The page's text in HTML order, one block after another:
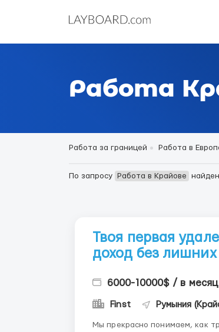
Работа
Работа за границей Работа в
По запросу Работа в Крайове
Твоя первая
доход без
6000-10000$ / в месяц
Finst Румыния
Мы прекрасно понимаем, как